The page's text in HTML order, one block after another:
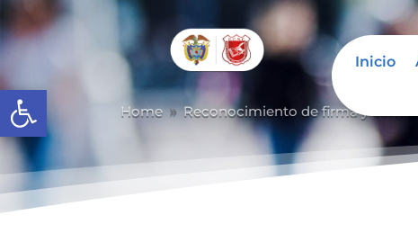
Abrir barra de herramientas
Inicio
Home 9 Reconocimiento de firma y